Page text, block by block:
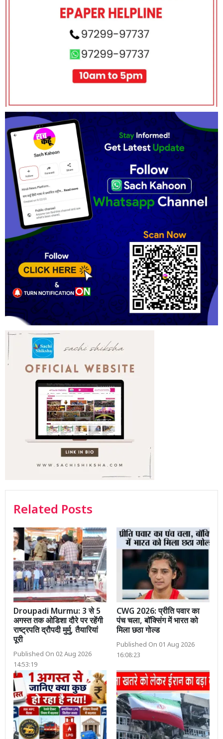
Related Posts
Droupadi Murmu: 3 से 5
अगस्त तक ओडिशा दौरे पर रहेंगी
राष्ट्रपति द्रौपदी मुर्मु, तैयारियां
पूरी
Published On 02 Aug 2026
14:53:19
CWG 2026: प्रीति पवार का
पंच चला, बॉक्सिंग में भारत को
मिला छठा गोल्ड
Published On 01 Aug 2026
16:08:23